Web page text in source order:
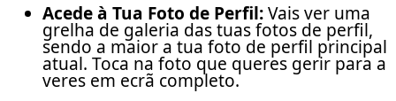
Acede à Tua Foto de Perfil:Vais ver uma
grelha de galeria das tuas fotos de perfil,
sendo a maior a tua foto de perfil principal
atual. Toca na foto que queres gerir para a
veres em ecrã completo.